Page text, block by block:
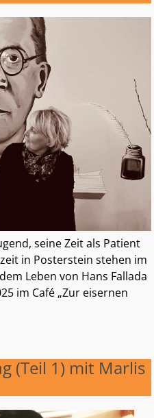
seine Zeit als Patient
in Posterstein stehen im
Leben von Hans Fallada
im Café „Zur eisernen
(Teil 1) mit Marlis